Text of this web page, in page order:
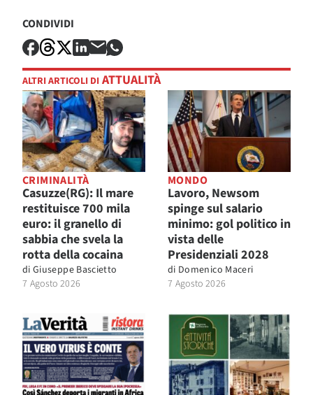
CONDIVIDI
ALTRI ARTICOLI DI ATTUALITÀ
CRIMINALITÀ
Casuzze(RG): Il mare
restituisce 700 mila
euro: il granello di
sabbia che svela la
rotta della cocaina
di Giuseppe Bascietto
7 Agosto 2026
MONDO
Lavoro, Newsom
spinge sul salario
minimo: gol politico in
vista delle
Presidenziali 2028
di Domenico Maceri
7 Agosto 2026